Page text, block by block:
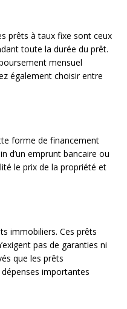
prêts à taux fixe sont ceux
toute la durée du prêt.
mensuel
également choisir entre
forme de financement
d’un emprunt bancaire ou
le prix de la propriété et
immobiliers. Ces prêts
pas de garanties ni
que les prêts
importantes